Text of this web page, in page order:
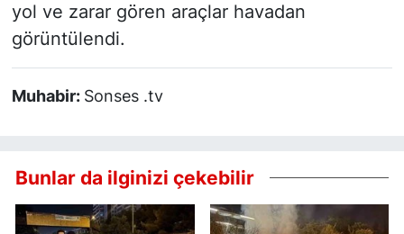
yol ve zarar gören araçlar havadan
görüntülendi.
Muhabir: Sonses .tv
Bunlar da ilginizi çekebilir